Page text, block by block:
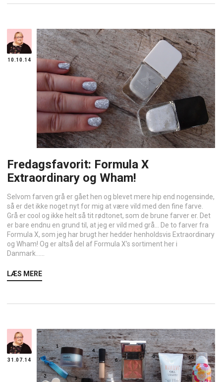
10.10.14
Fredagsfavorit: Formula X
Extraordinary og Wham!
Selvom farven grå er gået hen og blevet mere hip end nogensinde,
så er det ikke noget nyt for mig at være vild med den fine farve.
Grå er cool og ikke helt så tit rødtonet, som de brune farver er. Det
er bare endnu en grund til, at jeg er vild med grå… De to farver fra
Formula X, som jeg har brugt her hedder henholdsvis Extraordinary
og Wham! Og er altså del af Formula X’s sortiment her i
Danmark…...
LÆS MERE
31.07.14